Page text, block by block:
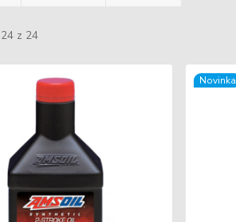
z 24
Novinka